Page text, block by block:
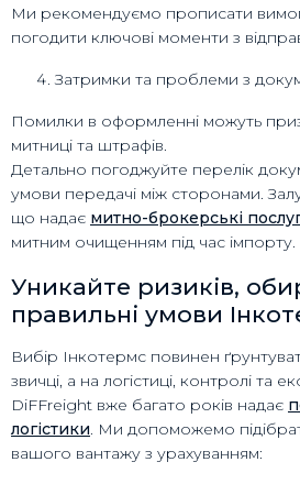
Ми рекомендуємо прописати
погодити ключові моменти з
Затримки та проблеми з
Помилки в оформленні можуть
митниці та штрафів.
Детально погоджуйте перелік
умови передачі між сторонами.
що надає митно-брокерські
митним очищенням під час імпорту.
Уникайте ризиків,
правильні умови
Вибір Інкотермс повинен
звичці, а на логістиці, контролі та
DiFFreight вже багато років надає
логістики. Ми допоможемо
вашого вантажу з урахуванням: